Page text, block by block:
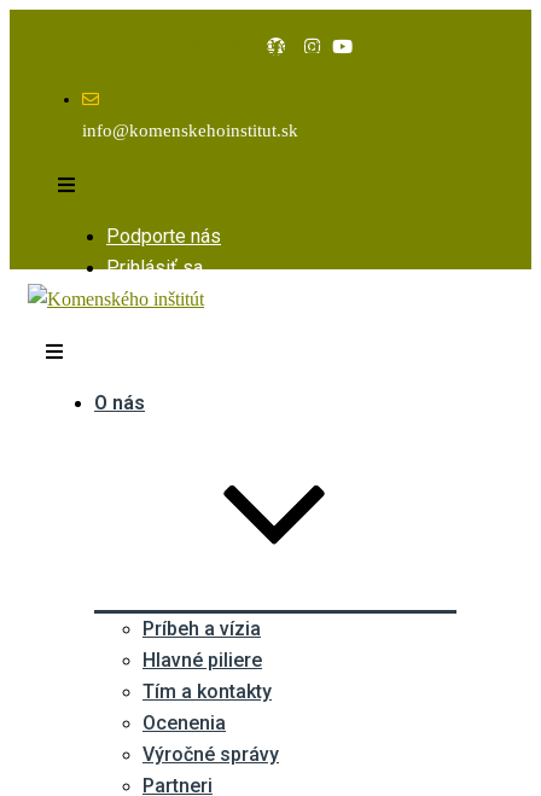
InstagramYoutube
info@komenskehoinstitut.sk
Podporte nás
Prihlásiť sa
O nás
Príbeh a vízia
Hlavné piliere
Tím a kontakty
Ocenenia
Výročné správy
Partneri